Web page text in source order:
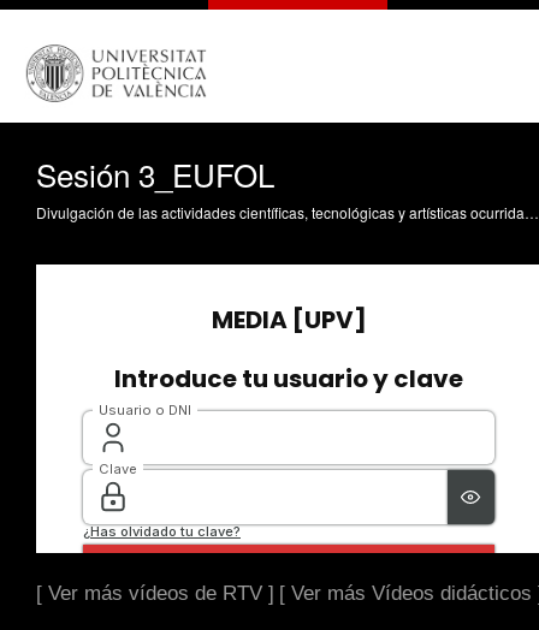
Sesión 3_EUFOL
Divulgación de las actividades científicas, tecnológicas y artísticas ocurridas en los tres campus de la UPV
[ Ver más vídeos de RTV ] [ Ver más Vídeos didácticos